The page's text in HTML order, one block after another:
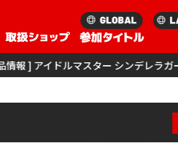
シンデレラガールズ スペシャルカー